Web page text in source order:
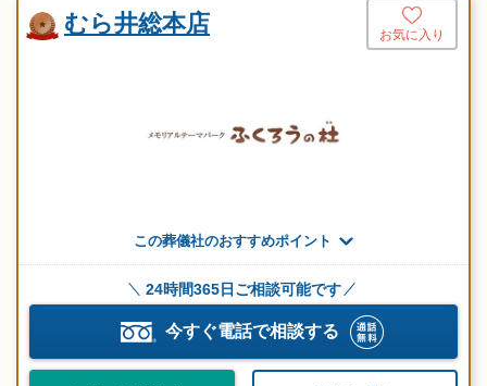
むら井総本店 お気に入り
この葬儀社のおすすめポイント
24時間365日ご相談可能です
今すぐ電話で相談する